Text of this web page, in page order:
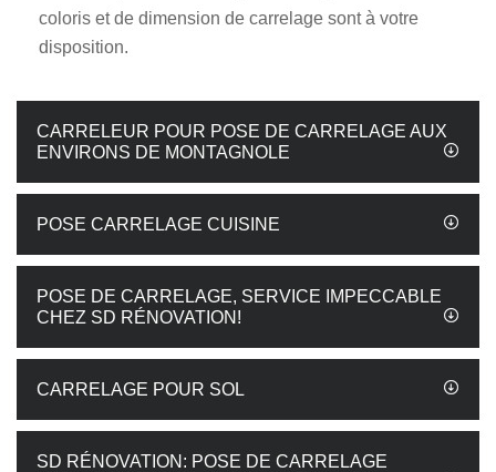
coloris et de dimension de carrelage sont à votre
disposition.
CARRELEUR POUR POSE DE CARRELAGE AUX
ENVIRONS DE MONTAGNOLE
POSE CARRELAGE CUISINE
POSE DE CARRELAGE, SERVICE IMPECCABLE
CHEZ SD RÉNOVATION!
CARRELAGE POUR SOL
SD RÉNOVATION: POSE DE CARRELAGE